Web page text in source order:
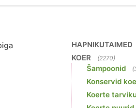
HAPNIKUTAIMED
KOER (2270)
Šampoonid
Konservid
Koerte